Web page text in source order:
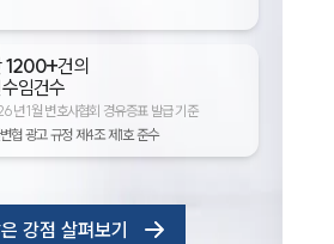
1200+건의
임건수
년 1월 변호사협회 경유증표 발급 기준
협 광고 규정 제4조 제1호 준수
강점 살펴보기